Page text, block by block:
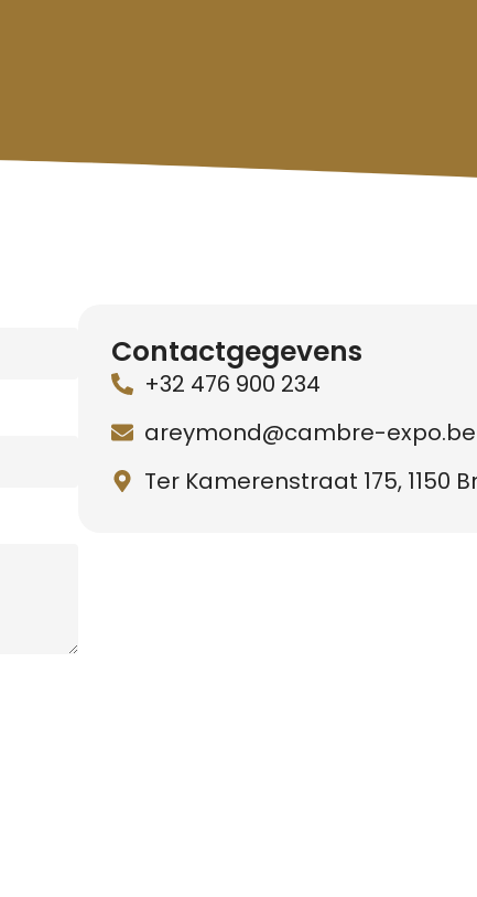
Contactgegevens
+32 476 900 234
areymond@cambre-expo.be
Ter Kamerenstraat 175, 1150